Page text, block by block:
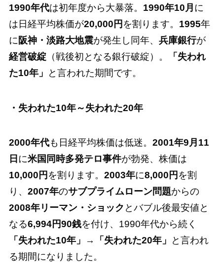
1990年代は初年度から大暴落。 1990年10月 に
は日経平均株価が20,000円 を割ります。 1995年
に 阪神・淡路大地震が発生し同年、 兵庫銀行が
経営破綻（戦後初となる銀行破綻）。
「失われ
た10年」
と言われた期間です。
・失われた10年～失われた20年
2000年代も日経平均株価は低迷。 2001年9月11
日 に米国同時多発テロ事件が勃発、株価は
10,000円 を割ります。 2003年に8,000円 を割
り、 2007年のサブプライムローン問題からの
2008年リーマン・ショック とバブル後最安値と
なる6,994円90銭を付け、1990年代から続く
「失われた10年」
→ 「失われた20年」
と言われ
る期間になりました。